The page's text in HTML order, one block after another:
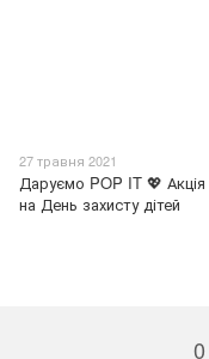
27 травня 2021
Даруємо POP IT 💖 Акція
на День захисту дітей